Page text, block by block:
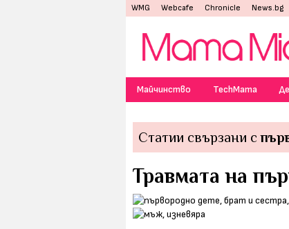
WMG Webcafe Chronicle News.bg
Майчинство TechMama
Статии свързани с
Травмата на